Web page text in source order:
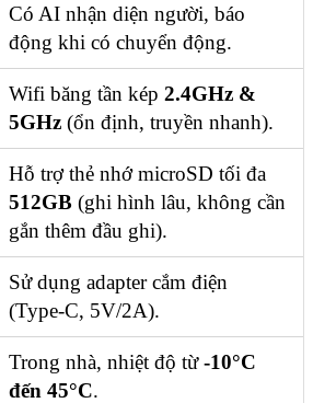
Có AI nhận diện người, báo
động khi có chuyển động.
Wifi băng tần kép 2.4GHz &
5GHz (ổn định, truyền nhanh).
Hỗ trợ thẻ nhớ microSD tối đa
512GB (ghi hình lâu, không cần
gắn thêm đầu ghi).
Sử dụng adapter cắm điện
(Type-C, 5V/2A).
Trong nhà, nhiệt độ từ-10°C
đến 45°C.